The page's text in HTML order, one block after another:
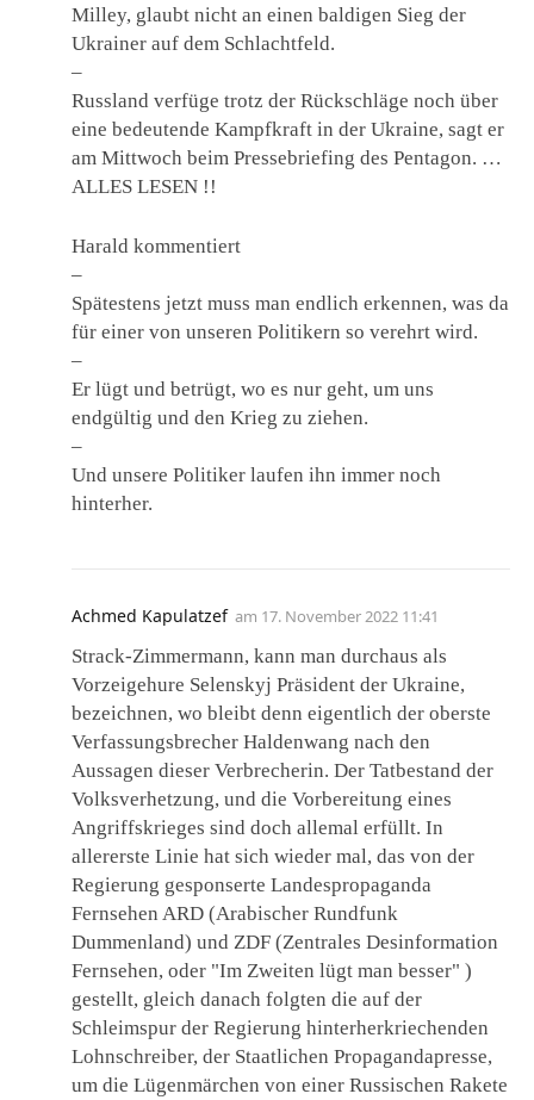
Milley, glaubt nicht an einen baldigen Sieg der
Ukrainer auf dem Schlachtfeld.
–
Russland verfüge trotz der Rückschläge noch über
eine bedeutende Kampfkraft in der Ukraine, sagt er
am Mittwoch beim Pressebriefing des Pentagon. …
ALLES LESEN !!
Harald kommentiert
–
Spätestens jetzt muss man endlich erkennen, was da
für einer von unseren Politikern so verehrt wird.
–
Er lügt und betrügt, wo es nur geht, um uns
endgültig und den Krieg zu ziehen.
–
Und unsere Politiker laufen ihn immer noch
hinterher.
Achmed Kapulatzef am 17. November 2022 11:41
Strack-Zimmermann, kann man durchaus als
Vorzeigehure Selenskyj Präsident der Ukraine,
bezeichnen, wo bleibt denn eigentlich der oberste
Verfassungsbrecher Haldenwang nach den
Aussagen dieser Verbrecherin. Der Tatbestand der
Volksverhetzung, und die Vorbereitung eines
Angriffskrieges sind doch allemal erfüllt. In
allererste Linie hat sich wieder mal, das von der
Regierung gesponserte Landespropaganda
Fernsehen ARD (Arabischer Rundfunk
Dummenland) und ZDF (Zentrales Desinformation
Fernsehen, oder "Im Zweiten lügt man besser" )
gestellt, gleich danach folgten die auf der
Schleimspur der Regierung hinterherkriechenden
Lohnschreiber, der Staatlichen Propagandapresse,
um die Lügenmärchen von einer Russischen Rakete